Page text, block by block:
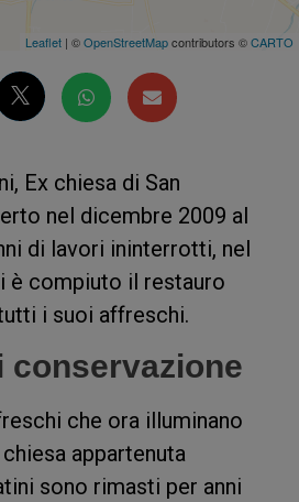
Leaflet | ©OpenStreetMapcontributors ©CARTO
Ex chiesa di San
nel dicembre 2009 al
di lavori ininterrotti, nel
è compiuto il restauro
i suoi affreschi.
conservazione
che ora illuminano
appartenuta
sono rimasti per anni